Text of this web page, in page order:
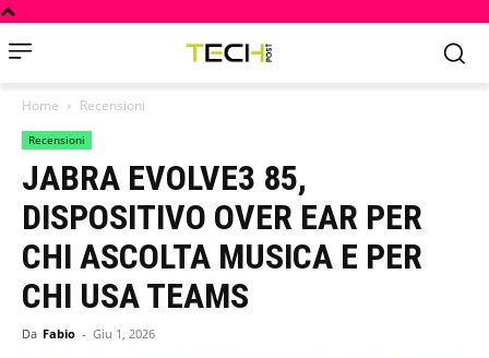
Home Recensioni
Recensioni
JABRA EVOLVE3 85,
DISPOSITIVO OVER EAR PER
CHI ASCOLTA MUSICA E PER
CHI USA TEAMS
Da Fabio - Giu 1, 2026